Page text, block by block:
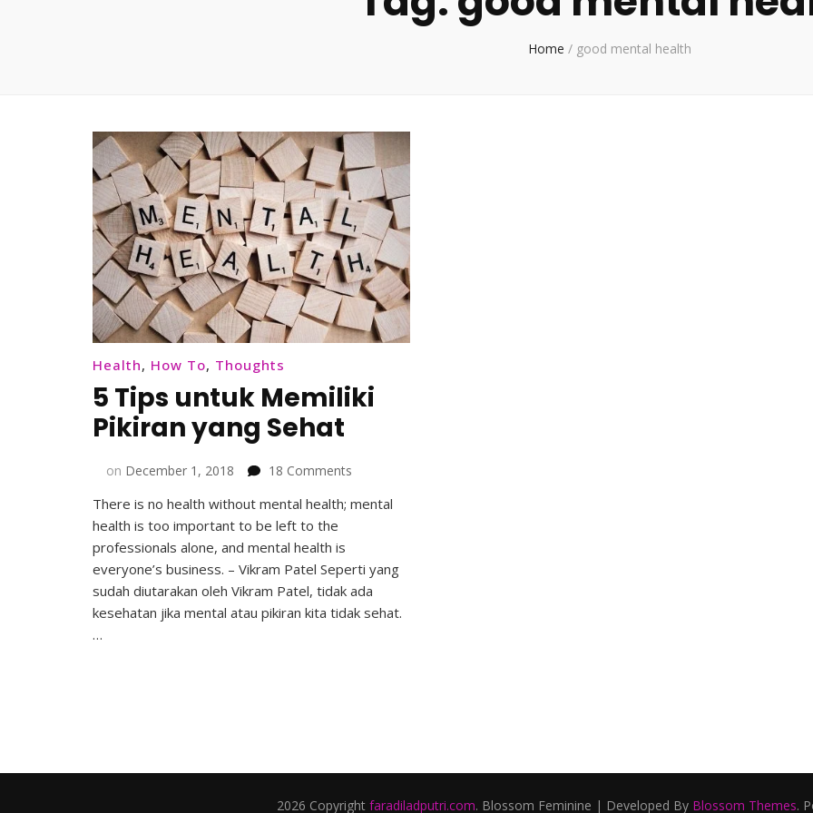
Home / good mental health
Health, How To, Thoughts
5 Tips untuk Memiliki
Pikiran yang Sehat
on December 1, 2018 18 Comments
Tips
Pikiran
yang
There is no health without mental health; mental
health is too important to be left to the
professionals alone, and mental health is
everyone’s business. – Vikram Patel Seperti yang
sudah diutarakan oleh Vikram Patel, tidak ada
kesehatan jika mental atau pikiran kita tidak sehat.
…
2026 Copyright faradiladputri.com. Blossom Feminine | Developed By Blossom Themes.